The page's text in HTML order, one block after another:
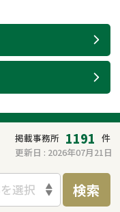
掲載事務所 1191 件
更新日 : 2026年07月21日
選択 検索